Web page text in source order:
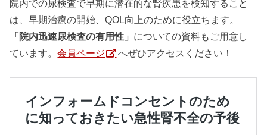
院内での尿検査で早期に潜在的な腎疾患を検知すること
は、早期治療の開始、QOL向上のために役立ちます。
「院内迅速尿検査の有用性」 についての資料もご用意し
ています。会員ページ へぜひアクセスください！